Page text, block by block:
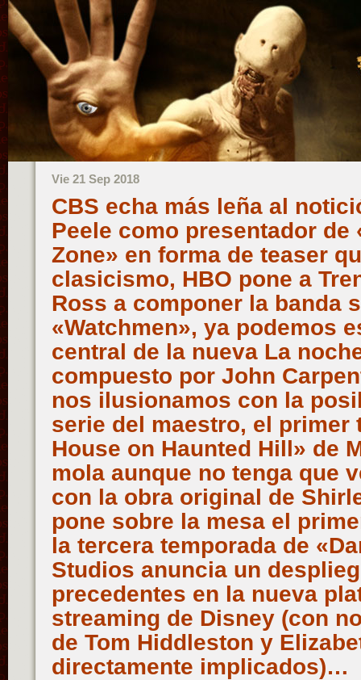
Vie 21 Sep 2018
CBS echa más leña al
Peele como presentador de
Zone» en forma de teaser
clasicismo, HBO pone a
Ross a componer la banda
«Watchmen», ya podemos
central de la nueva La
compuesto por John
nos ilusionamos con la
serie del maestro, el primer
House on Haunted Hill» de
mola aunque no tenga que
con la obra original de
pone sobre la mesa el
la tercera temporada de
Studios anuncia un
precedentes en la nueva
streaming de Disney (con
de Tom Hiddleston y
directamente implicados)…